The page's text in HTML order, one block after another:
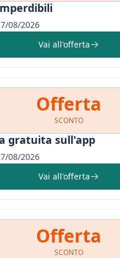
08/2026
Vai all'offerta
Offerta
SCONTO
gratuita sull'app
08/2026
Vai all'offerta
Offerta
SCONTO